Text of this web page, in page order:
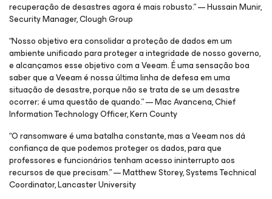
recuperação de desastres agora é mais robusto.” — Hussain Munir,
Security Manager, Clough Group
“Nosso objetivo era consolidar a proteção de dados em um
ambiente unificado para proteger a integridade de nosso governo,
e alcançamos esse objetivo com a Veeam. É uma sensação boa
saber que a Veeam é nossa última linha de defesa em uma
situação de desastre, porque não se trata de se um desastre
ocorrer; é uma questão de quando.” — Mac Avancena, Chief
Information Technology Officer, Kern County
“O ransomware é uma batalha constante, mas a Veeam nos dá
confiança de que podemos proteger os dados, para que
professores e funcionários tenham acesso ininterrupto aos
recursos de que precisam.” — Matthew Storey, Systems Technical
Coordinator, Lancaster University